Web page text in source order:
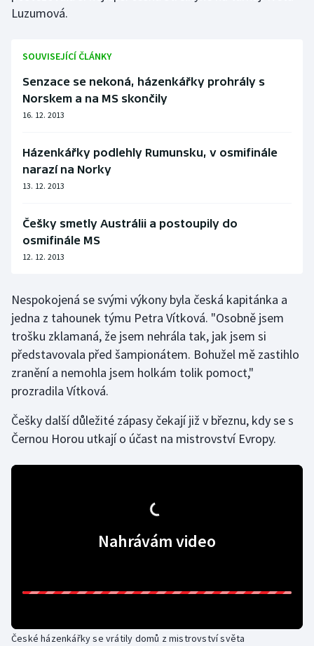
Judo
Krasobruslení
Lezení
Lyže a snowboard
Moderní pětiboj
Motorsport
Olympijské hry
Parasport
Plážový volejbal
Ragby
Rychlobruslení
Rychlostní kanoistika
Veslování
Luzumová.
SOUVISEJÍCÍ ČLÁNKY
Senzace se nekoná, házenkářky prohrály s
Norskem a na MS skončily
16. 12. 2013
Házenkářky podlehly Rumunsku, v osmifinále
narazí na Norky
13. 12. 2013
Češky smetly Austrálii a postoupily do
osmifinále MS
12. 12. 2013
Nespokojená se svými výkony byla česká kapitánka a
jedna z tahounek týmu Petra Vítková. "Osobně jsem
trošku zklamaná, že jsem nehrála tak, jak jsem si
představovala před šampionátem. Bohužel mě zastihlo
zranění a nemohla jsem holkám tolik pomoct,"
prozradila Vítková.
Češky další důležité zápasy čekají již v březnu, kdy se s
Černou Horou utkají o účast na mistrovství Evropy.
Nahrávám video
České házenkářky se vrátily domů z mistrovství světa